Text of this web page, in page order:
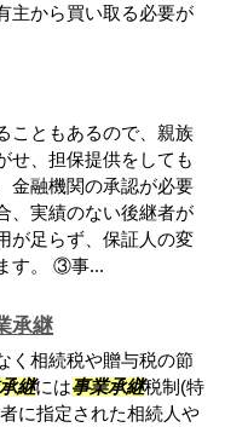
主から買い取る必要が
こともあるので、親族
せ、担保提供をしても
金融機関の承認が必要
、実績のない後継者が
が足らず、保証人の変
す。 ③事...
承継
く相続税や贈与税の節
継には事業承継税制(特
に指定された相続人や